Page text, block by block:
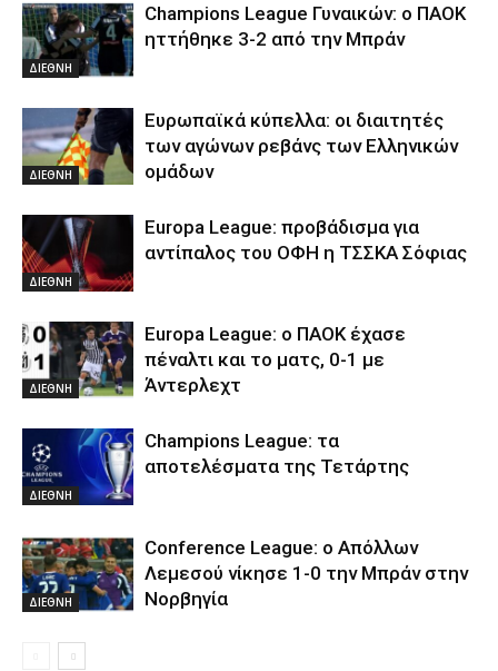
ΔΙΕΘΝΗ
Champions League Γυναικών: ο ΠΑΟΚ
ηττήθηκε 3-2 από την Μπράν
ΔΙΕΘΝΗ
Ευρωπαϊκά κύπελλα: οι διαιτητές
των αγώνων ρεβάνς των Ελληνικών
ομάδων
ΔΙΕΘΝΗ
Europa League: προβάδισμα για
αντίπαλος του ΟΦΗ η ΤΣΣΚΑ Σόφιας
ΔΙΕΘΝΗ
Europa League: ο ΠΑΟΚ έχασε
πέναλτι και το ματς, 0-1 με
Άντερλεχτ
ΔΙΕΘΝΗ
Champions League: τα
αποτελέσματα της Τετάρτης
ΔΙΕΘΝΗ
Conference League: ο Απόλλων
Λεμεσού νίκησε 1-0 την Μπράν στην
Νορβηγία